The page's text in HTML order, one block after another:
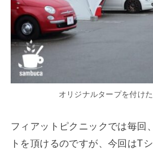
オリジナルタープを付け
フィアットピクニックでは毎回
トを頂けるのですが、今回はT